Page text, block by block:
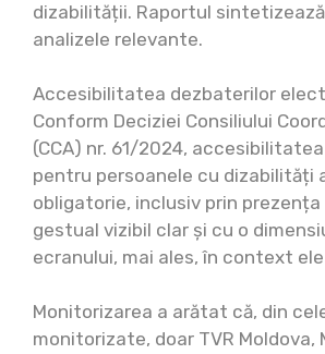
dizabilității. Raportul
analizele relevante.
Accesibilitatea dezbaterilor
Conform Deciziei Consiliului
(CCA) nr. 61/2024,
pentru persoanele cu dizabilități
obligatorie, inclusiv prin
gestual vizibil clar și cu o
ecranului, mai ales, în context
Monitorizarea a arătat că, din
monitorizate, doar TVR Moldova,